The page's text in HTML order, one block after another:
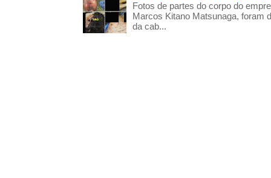
Fotos de partes do corpo do
Marcos Kitano Matsunaga, foram
da cab...